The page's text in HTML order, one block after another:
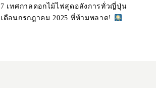
7 เทศกาลดอกไม้ไฟสุดอลังการทั่วญี่ปุ่น
เดือนกรกฎาคม 2025 ที่ห้ามพลาด!